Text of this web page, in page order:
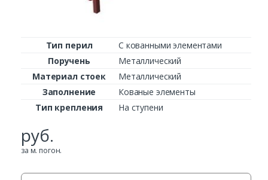
Тип перил
С кованными элементами
Поручень
Металлический
Материал стоек
Металлический
Заполнение
Кованые элементы
Тип крепления
На ступени
руб.
за м. погон.